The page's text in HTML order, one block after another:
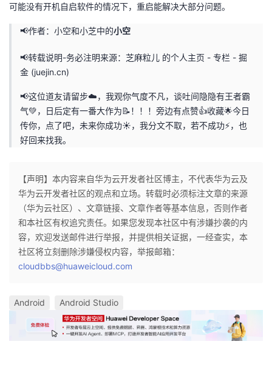
可能没有开机自启软件的情况下，重启能解决大部分问题。
📢作者：小空和小芝中的小空
📢转载说明-务必注明来源： 芝麻粒儿 的个人主页 - 专栏 - 掘
金 (juejin.cn)
📢这位道友请留步☁️，我观你气度不凡，谈吐间隐隐有王者霸
气💚，日后定有一番大作为📝！！！旁边有点赞👍收藏🌟今日
传你，点了吧，未来你成功☀️，我分文不取，若不成功⚡️，也
好回来找我。
【声明】本内容来自华为云开发者社区博主，不代表华为云及
华为云开发者社区的观点和立场。转载时必须标注文章的来源
（华为云社区）、文章链接、文章作者等基本信息，否则作者
和本社区有权追究责任。如果您发现本社区中有涉嫌抄袭的内
容，欢迎发送邮件进行举报，并提供相关证据，一经查实，本
社区将立刻删除涉嫌侵权内容，举报邮箱：
cloudbbs@huaweicloud.com
Android Android Studio